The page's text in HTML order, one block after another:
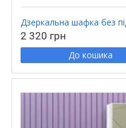
Дзеркальна шафка без
2 320 грн
До кошика